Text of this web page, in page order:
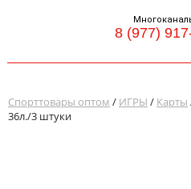
8 (977)
Спорттовары оптом / ИГРЫ / Карты
36л./3 штуки